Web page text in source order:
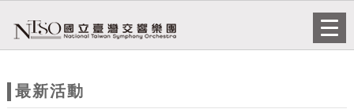
站最新活動